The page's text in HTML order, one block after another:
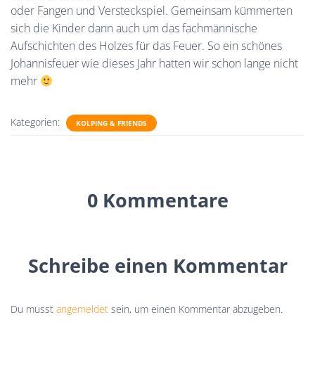
oder Fangen und Versteckspiel. Gemeinsam kümmerten
sich die Kinder dann auch um das fachmännische
Aufschichten des Holzes für das Feuer. So ein schönes
Johannisfeuer wie dieses Jahr hatten wir schon lange nicht
mehr
Kategorien: KOLPING & FRIENDS
0 Kommentare
Schreibe einen Kommentar
Du musst angemeldet sein, um einen Kommentar abzugeben.